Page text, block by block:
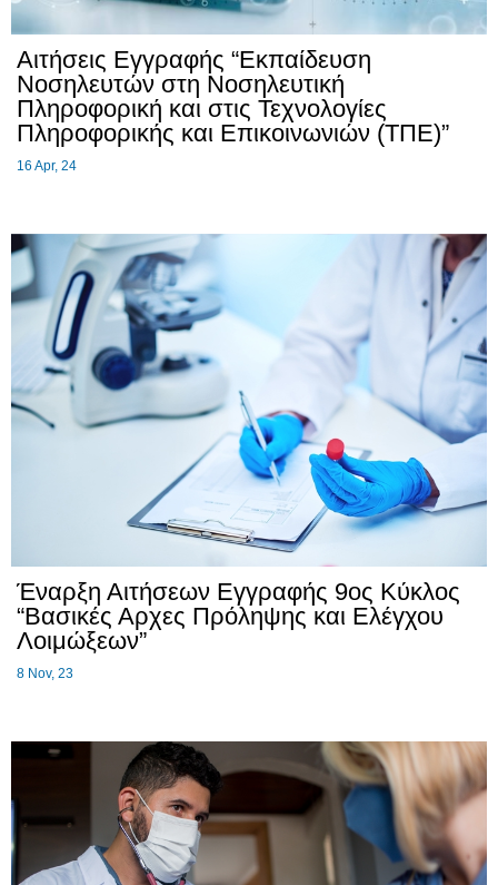
Αιτήσεις Εγγραφής “Εκπαίδευση
Νοσηλευτών στη Νοσηλευτική
Πληροφορική και στις Τεχνολογίες
Πληροφορικής και Επικοινωνιών (ΤΠΕ)”
16 Apr, 24
Έναρξη Αιτήσεων Εγγραφής 9ος Κύκλος
“Βασικές Αρχες Πρόληψης και Ελέγχου
Λοιμώξεων”
8 Nov, 23